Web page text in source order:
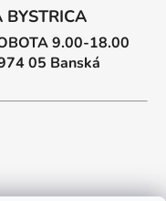
9.00-18.00
05 Banská